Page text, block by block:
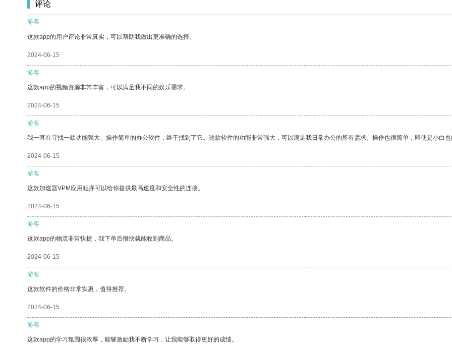
评论
游客
这款app的用户评论非常真实，可以帮助我做出更准确的选择。
2024-06-15
游客
这款app的视频资源非常丰富，可以满足我不同的娱乐需求。
2024-06-15
游客
我一直在寻找一款功能强大、操作简单的办公软件，终于找到了它。这款软件的功能非常强大，可以满足我日常办公的所有需求。操作也很简单，即使是小白也
2024-06-15
游客
这款加速器VPM应用程序可以给你提供最高速度和安全性的连接。
2024-06-15
游客
这款app的物流非常快捷，我下单后很快就能收到商品。
2024-06-15
游客
这款软件的价格非常实惠，值得推荐。
2024-06-15
游客
这款app的学习氛围很浓厚，能够激励我不断学习，让我能够取得更好的成绩。